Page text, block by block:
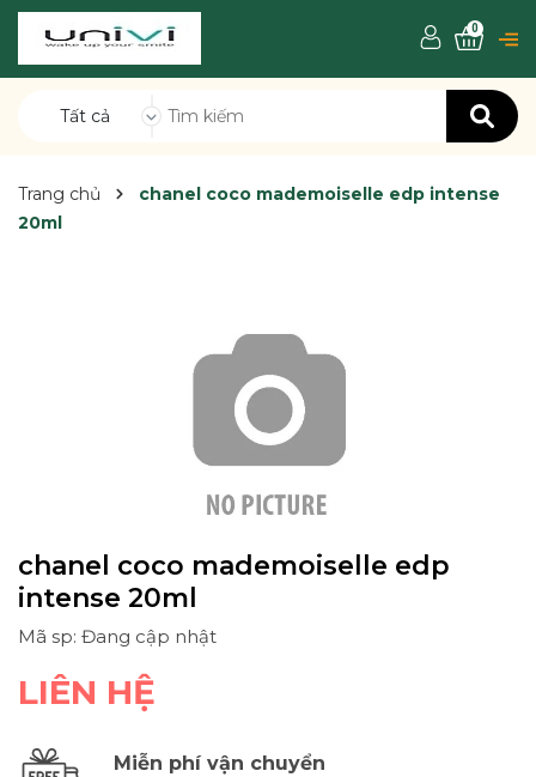
Tất cả
0
Trang chủ
chanel coco mademoiselle edp intense
20ml
chanel coco mademoiselle edp
intense 20ml
Mã sp: Đang cập nhật
LIÊN HỆ
Miễn phí vận chuyển